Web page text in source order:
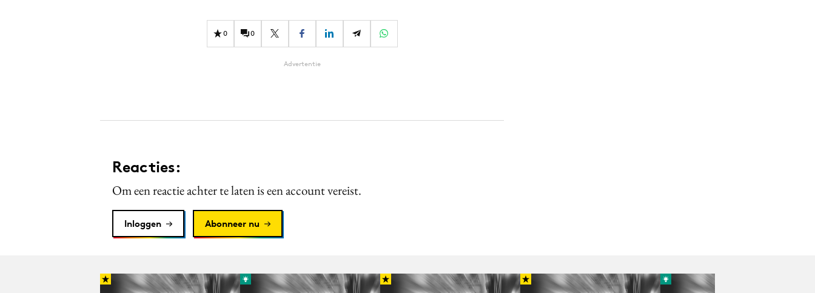
0 0
Advertentie
Reacties:
Om een reactie achter te laten is een account vereist.
Inloggen Abonneer nu